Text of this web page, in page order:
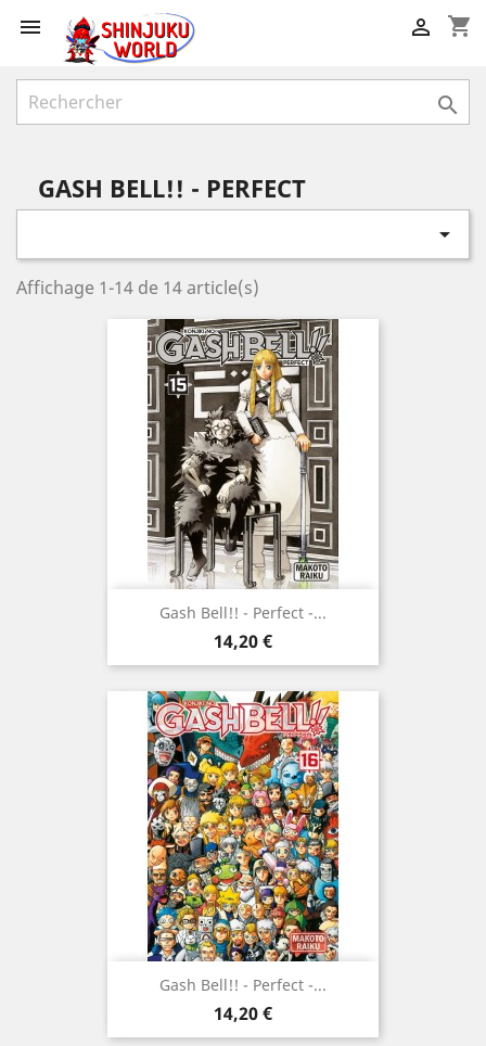
 shopping_cart


GASH BELL!! - PERFECT

Affichage 1-14 de 14 article(s)
Gash Bell!! - Perfect -...
Prix
14,20 €
Gash Bell!! - Perfect -...
Prix
14,20 €